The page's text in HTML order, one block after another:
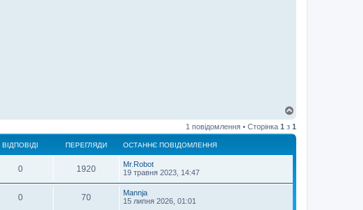
г
о
1 повідомлення • Сторінка 1 з 1
ВІДПОВІДІ ПЕРЕГЛЯДИ ОСТАННЄ ПОВІДОМЛЕННЯ
0 1920
Mr.Robot
19 травня 2023, 14:47
0 70
Mannja
15 липня 2026, 01:01